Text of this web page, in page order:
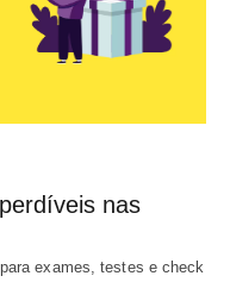
nas
exames, testes e check